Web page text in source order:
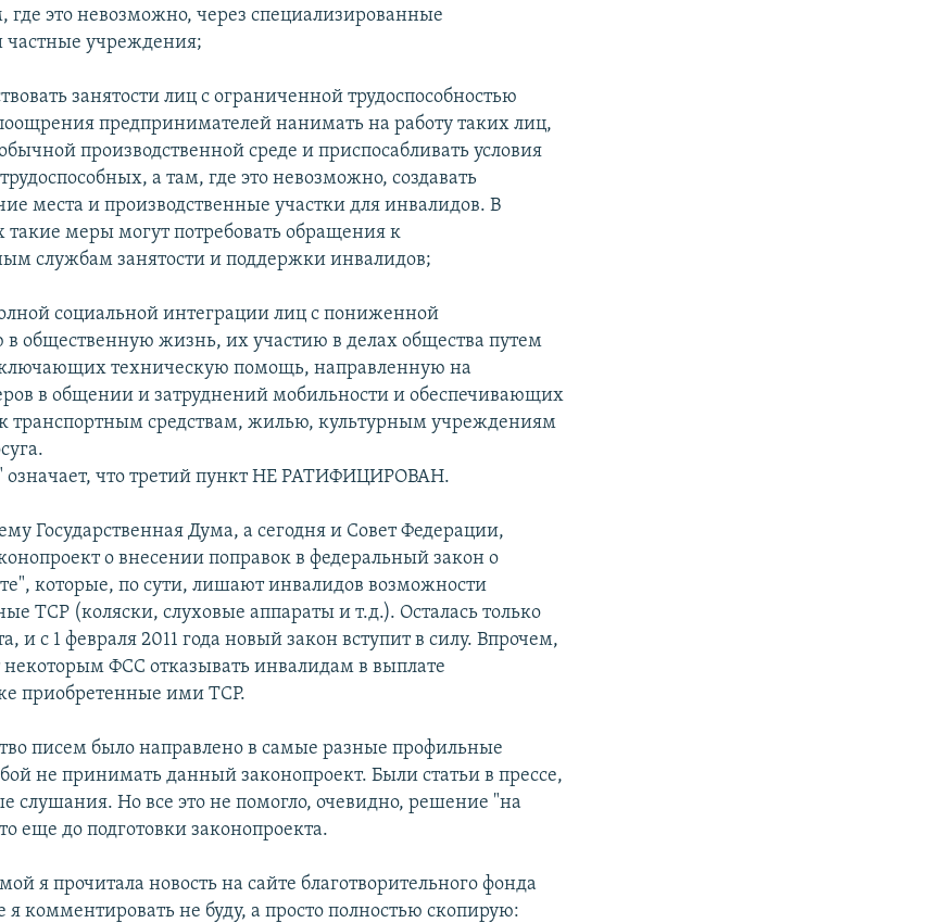
где это невозможно, через специализированные
частные учреждения;
занятости лиц с ограниченной трудоспособностью
предпринимателей нанимать на работу таких лиц,
производственной среде и приспосабливать условия
а там, где это невозможно, создавать
места и производственные участки для инвалидов. В
такие меры могут потребовать обращения к
службам занятости и поддержки инвалидов;
социальной интеграции лиц с пониженной
в общественную жизнь, их участию в делах общества путем
техническую помощь, направленную на
в общении и затруднений мобильности и обеспечивающих
транспортным средствам, жилью, культурным учреждениям
означает, что третий пункт НЕ РАТИФИЦИРОВАН.
Государственная Дума, а сегодня и Совет Федерации,
о внесении поправок в федеральный закон о
которые, по сути, лишают инвалидов возможности
ТСР (коляски, слуховые аппараты и т.д.). Осталась только
и с 1 февраля 2011 года новый закон вступит в силу. Впрочем,
ФСС отказывать инвалидам в выплате
приобретенные ими ТСР.
писем было направлено в самые разные профильные
не принимать данный законопроект. Были статьи в прессе,
слушания. Но все это не помогло, очевидно, решение "на
еще до подготовки законопроекта.
я прочитала новость на сайте благотворительного фонда
комментировать не буду, а просто полностью скопирую: